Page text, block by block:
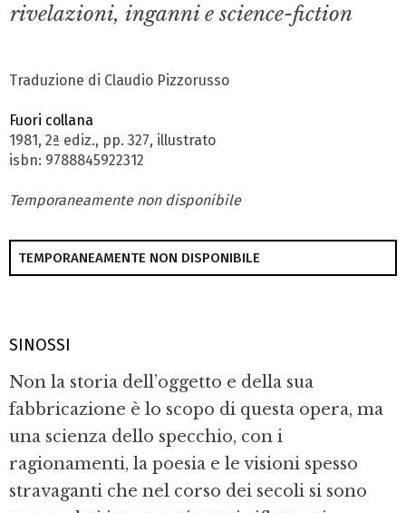
rivelazioni, inganni e science-fiction
Traduzione di Claudio Pizzorusso
Fuori collana
1981, 2ª ediz., pp. 327, illustrato
isbn: 9788845922312
Temporaneamente non disponibile
TEMPORANEAMENTE NON DISPONIBILE
SINOSSI
Non la storia dell’oggetto e della sua
fabbricazione è lo scopo di questa opera, ma
una scienza dello specchio, con i
ragionamenti, la poesia e le visioni spesso
stravaganti che nel corso dei secoli si sono